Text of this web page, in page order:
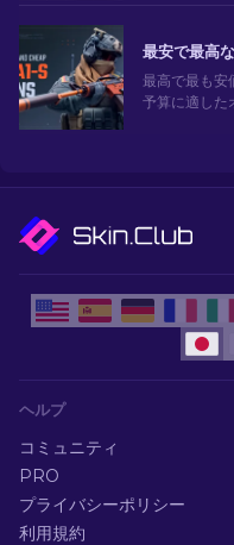
最高で最も安
予算に適した
ヘルプ
コミュニティ
PRO
プライバシーポリシー
利用規約